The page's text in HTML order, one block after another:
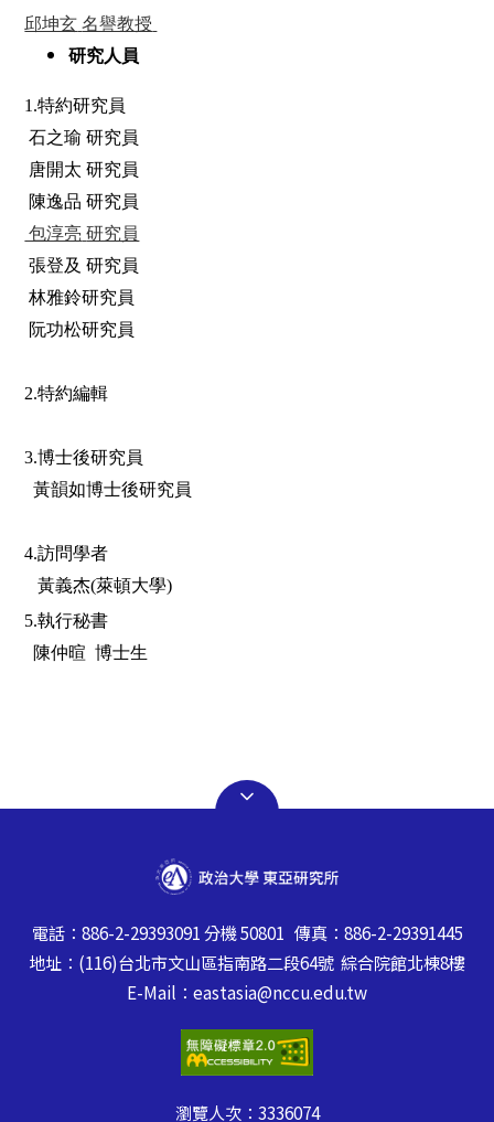
邱坤玄 名譽教授
研究人員
1.特約研究員
石之瑜 研究員
唐開太 研究員
陳逸品 研究員
包淳亮 研究員
張登及 研究員
林雅鈴研究員
阮功松研究員
2.特約編輯
3.博士後研究員
黃韻如博士後研究員
4.訪問學者
黃義杰(萊頓大學)
5.執行秘書
陳仲暄 博士生
電話：886-2-29393091 分機 50801 傳真：886-2-29391445
地址：(116)台北市文山區指南路二段64號 綜合院館北棟8樓
E-Mail：eastasia@nccu.edu.tw
瀏覽人次： 3336074